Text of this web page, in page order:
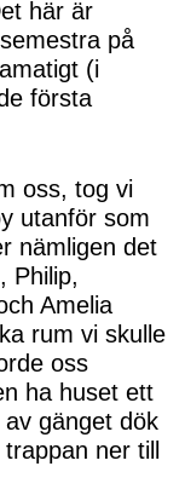
här är
på
(i
första
oss, tog vi
utanför som
nämligen det
Philip,
Amelia
rum vi skulle
oss
ha huset ett
gänget dök
ner till